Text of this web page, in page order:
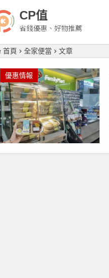
CP值
省錢優惠、好物推薦
首頁 全家便當 文章
優惠情報